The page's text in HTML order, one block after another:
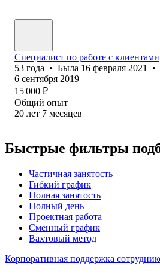
Специалист по работе с клиентами
53 года • Была 16 февраля 2021 •
6 сентября 2019
15 000 ₽
Общий опыт
20 лет 7 месяцев
Быстрые фильтры
Частичная занятость
Гибкий график
Полная занятость
Полный день
Проектная работа
Сменный график
Вахтовый метод
Корпоративная поддержка